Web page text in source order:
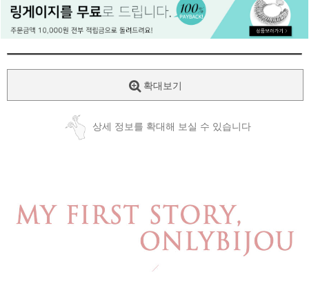
페이코 ID로
PAYCO 바로
확대보기
상세 정보를 확대해 보실 수 있습니다